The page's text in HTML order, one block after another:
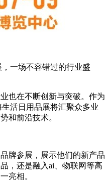
一场不容错过的行业盛
也在不断创新与突破。作为
活日用品展将汇聚众多业
和前沿技术。
牌参展，展示他们的新产品
，还是融入ai、物联网等高
亮相。